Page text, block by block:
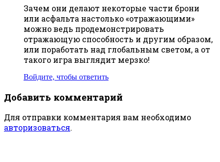
Зачем они делают некоторые части брони
или асфальта настолько «отражающими»
можно ведь продемонстрировать
отражающую способность и другим образом,
или поработать над глобальным светом, а от
такого игра выглядит мерзко!
Войдите, чтобы ответить
Добавить комментарий
Для отправки комментария вам необходимо
авторизоваться.